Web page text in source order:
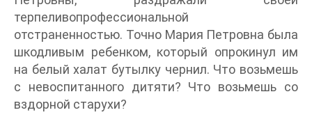
терпеливопрофессиональной
отстраненностью. Точно Мария Петровна была
шкодливым ребенком, который опрокинул им
на белый халат бутылку чернил. Что возьмешь
с невоспитанного дитяти? Что возьмешь со
вздорной старухи?